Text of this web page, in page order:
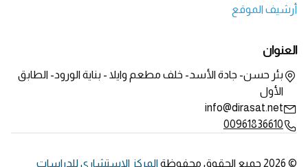
أرشيف الموقع
العنوان
بئر حسن- جادة الأسد- خلف مطعم وايلا - بناية الورود- الطابق
الأول
info@dirasat.net
00961836610
© 2026 جميع الحقوق محفوظة المركز الاستشاري للدراسات